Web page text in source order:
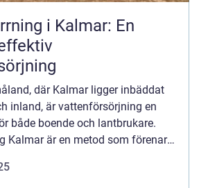
i Kalmar: En
där Kalmar ligger inbäddat
inland, är vattenförsörjning en
både boende och lantbrukare.
Kalmar är en metod som förenar